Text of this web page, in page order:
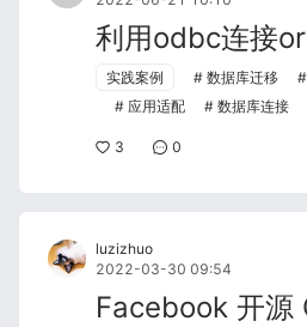
利用odbc连接
实践案例 数据库迁移
应用适配
数据库连接
3 0
luzizhuo
2022-03-30 09:54
Facebook 开源